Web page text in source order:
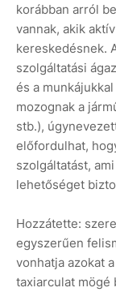
korábban arról
vannak, akik
kereskedésnek.
szolgáltatási
és a
mozognak a
stb.),
előfordulhat,
szolgáltatást,
lehetőséget
Hozzátette:
egyszerűen
vonhatja azokat
taxiarculat mögé